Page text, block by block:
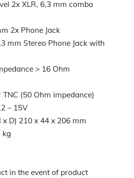
2x XLR, 6,3 mm combo
2x Phone Jack
mm Stereo Phone Jack with
> 16 Ohm
(50 Ohm impedance)
– 15V
D) 210 x 44 x 206 mm
kg
in the event of product